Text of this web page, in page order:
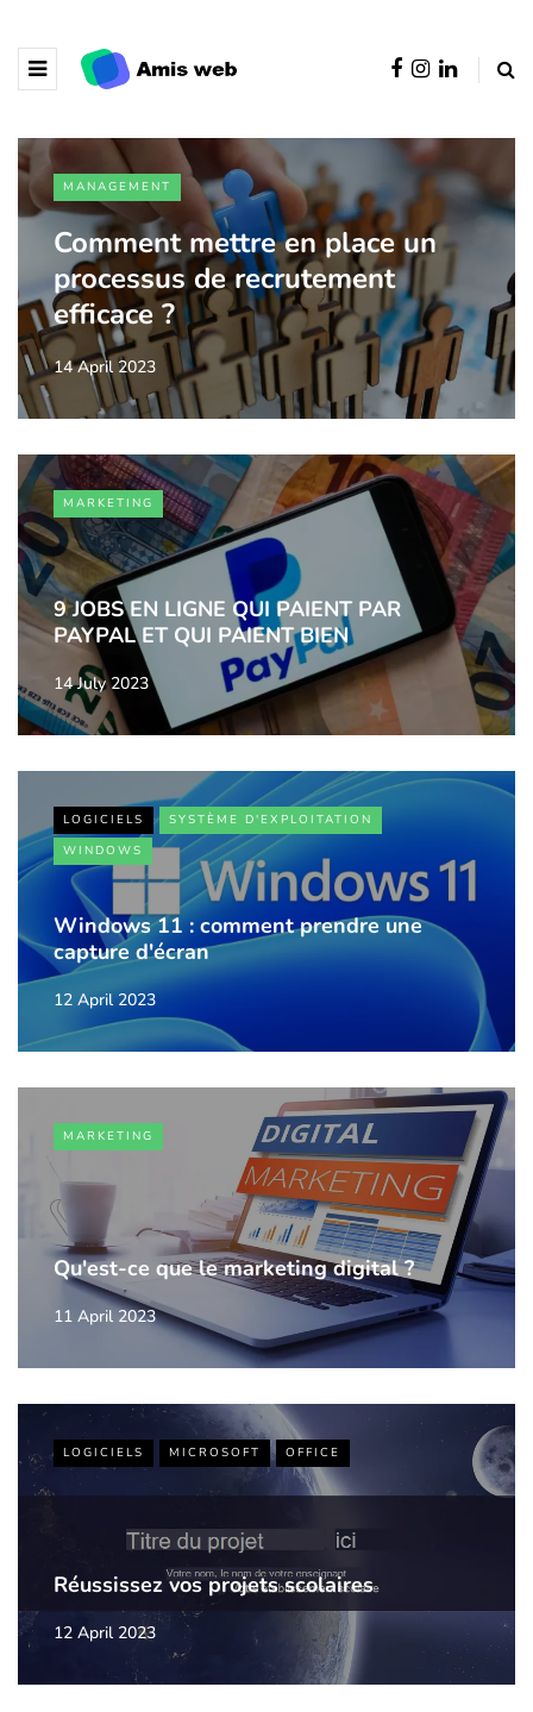
MANAGEMENT
Comment mettre en place un
processus de recrutement
efficace ?
14 April 2023
MARKETING
9 JOBS EN LIGNE QUI PAIENT PAR
PAYPAL ET QUI PAIENT BIEN
14 July 2023
LOGICIELS
SYSTÈME D'EXPLOITATION
WINDOWS
Windows 11 : comment prendre une
capture d'écran
12 April 2023
MARKETING
Qu'est-ce que le marketing digital ?
11 April 2023
LOGICIELS MICROSOFT OFFICE
Réussissez vos projets scolaires
12 April 2023